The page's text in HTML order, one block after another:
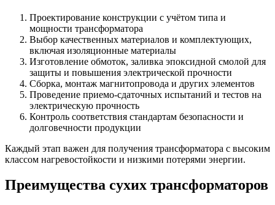
Проектирование конструкции с учётом типа и
мощности трансформатора
Выбор качественных материалов и комплектующих,
включая изоляционные материалы
Изготовление обмоток, заливка эпоксидной смолой для
защиты и повышения электрической прочности
Сборка, монтаж магнитопровода и других элементов
Проведение приемо-сдаточных испытаний и тестов на
электрическую прочность
Контроль соответствия стандартам безопасности и
долговечности продукции
Каждый этап важен для получения трансформатора с высоким
классом нагревостойкости и низкими потерями энергии.
Преимущества сухих трансформаторов